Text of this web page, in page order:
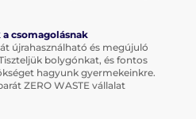
csomagolásnak
újrahasználható és megújuló
bolygónkat, és fontos
hagyunk gyermekeinkre.
ZERO WASTE vállalat